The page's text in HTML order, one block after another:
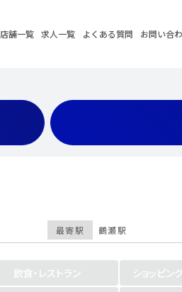
店舗一覧 求人一覧 よくある質問 お問い合
最寄駅 鶴瀬駅
飲食・レストラン ショッピン